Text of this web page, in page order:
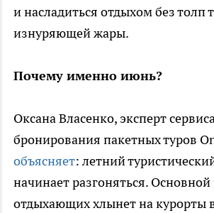
и насладиться отдыхом без толп
изнуряющей жары.
Почему именно июнь?
Оксана Власенко, эксперт
бронирования пакетных туров
объясняет: летний
начинает разгоняться.
отдыхающих хлынет на курорты